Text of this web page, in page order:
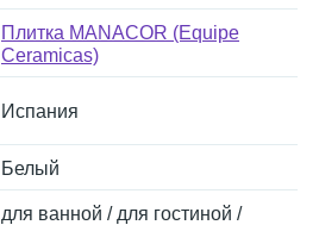
Плитка MANACOR (Equipe
Ceramicas)
Испания
Белый
для ванной / для гостиной /